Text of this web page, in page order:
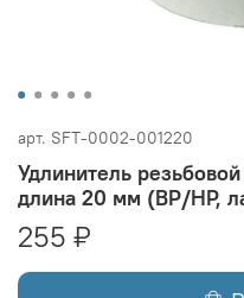
арт. SFT-0002-001220
Удлинитель
длина 20 мм (ВР/НР,
255 ₽